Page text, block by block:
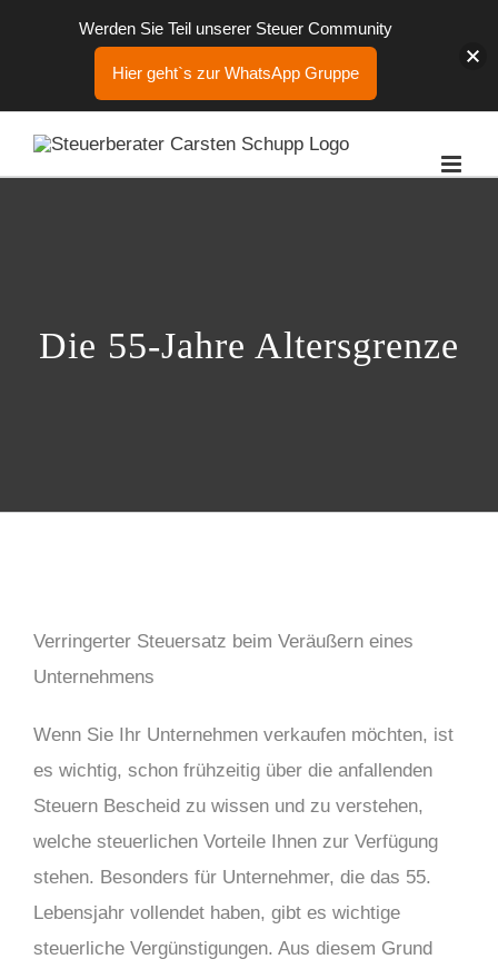
Die 55-Jahre Altersgrenze
Verringerter Steuersatz beim Veräußern eines
Unternehmens
Wenn Sie Ihr Unternehmen verkaufen möchten, ist
es wichtig, schon frühzeitig über die anfallenden
Steuern Bescheid zu wissen und zu verstehen,
welche steuerlichen Vorteile Ihnen zur Verfügung
stehen. Besonders für Unternehmer, die das 55.
Lebensjahr vollendet haben, gibt es wichtige
steuerliche Vergünstigungen. Aus diesem Grund
Werden Sie Teil unserer Steuer Community
Hier geht`s zur WhatsApp Gruppe